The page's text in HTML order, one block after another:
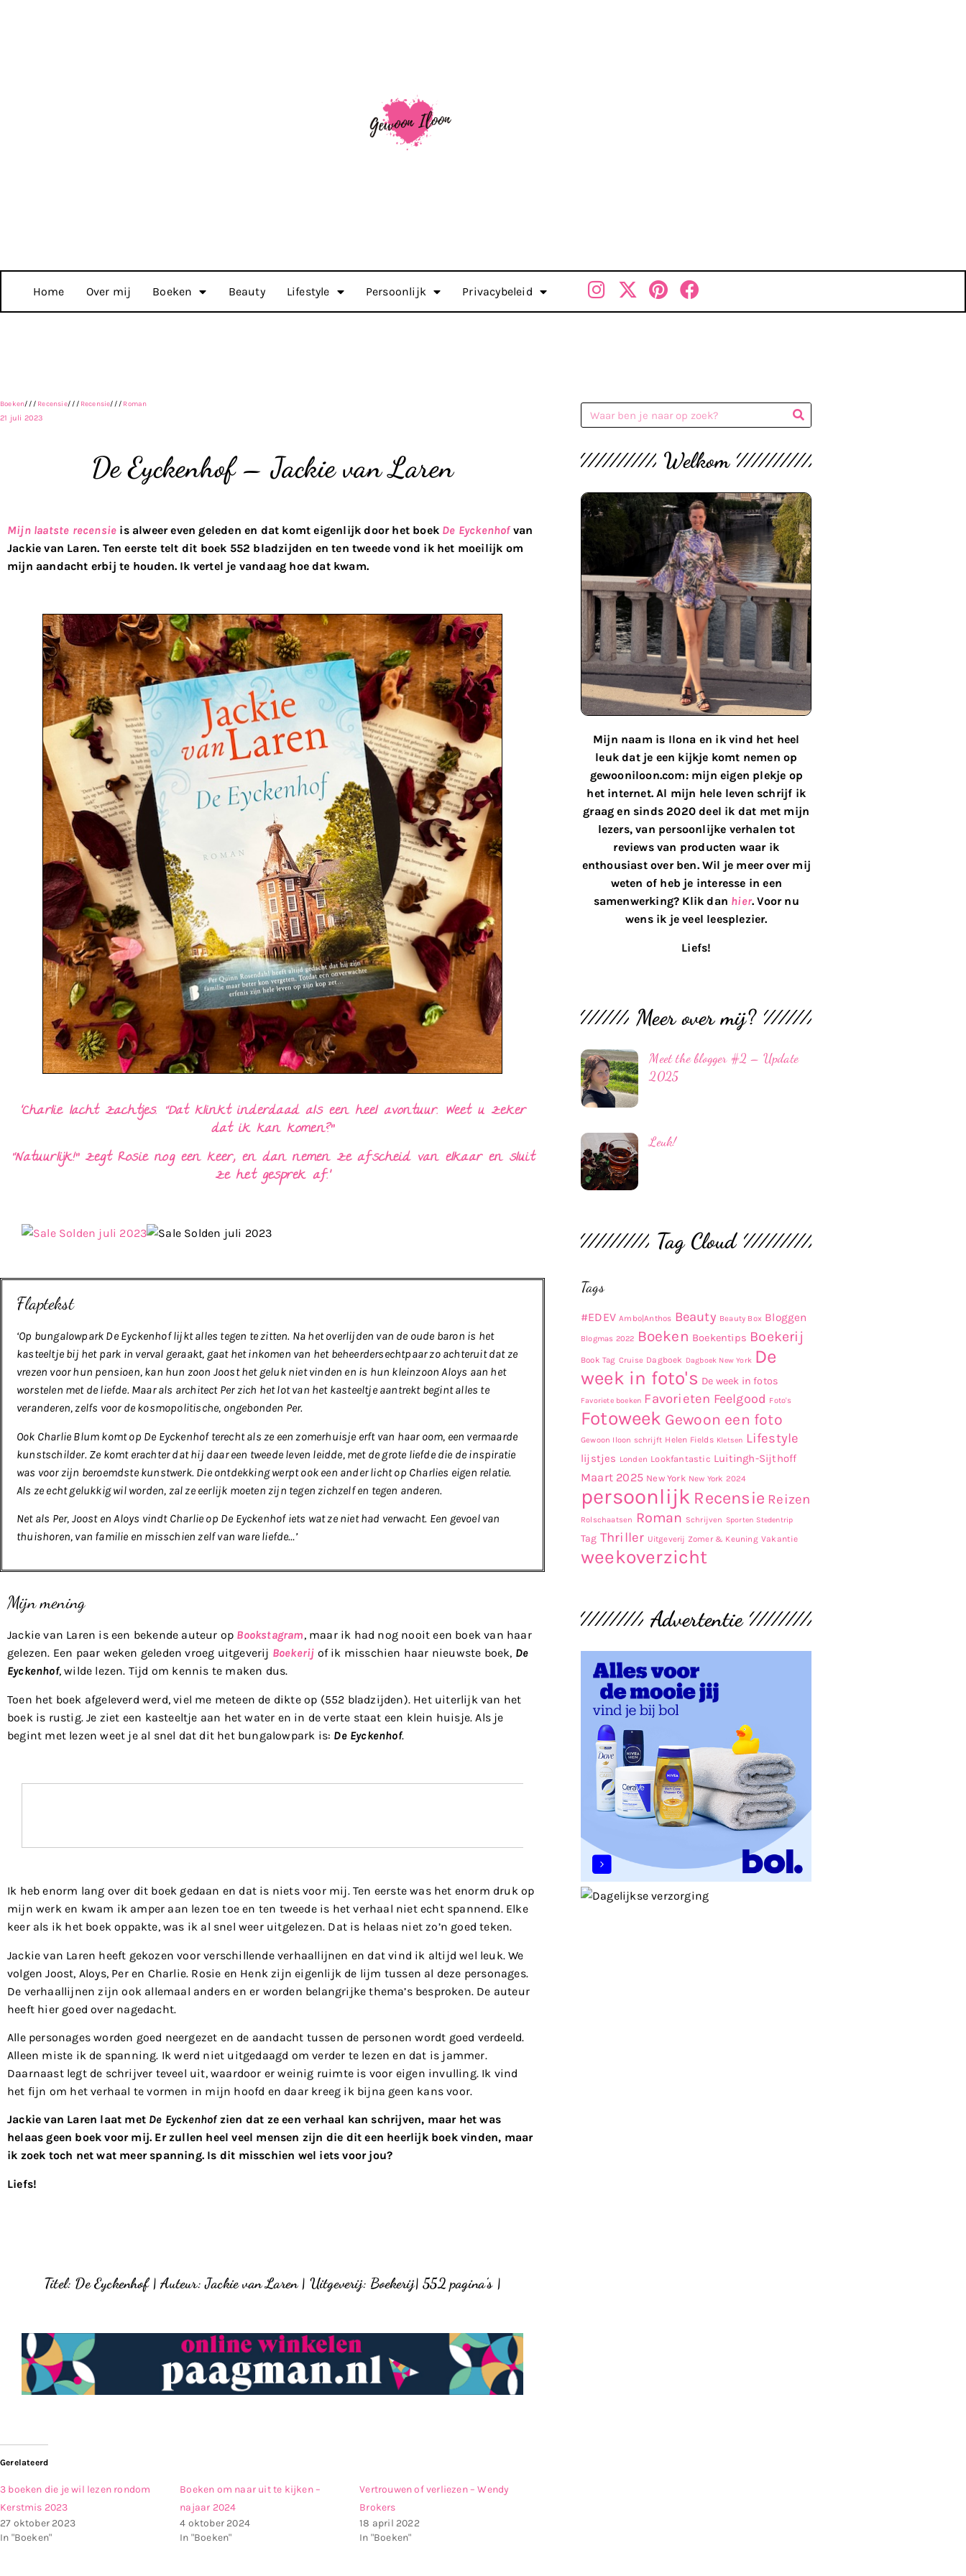
Home Over mij Boeken Beauty Lifestyle Persoonlijk Privacybeleid
Boeken/// Recensie/// Recensie/// Roman
21 juli 2023
De Eyckenhof – Jackie van Laren
Mijn laatste recensie is alweer even geleden en dat komt eigenlijk door het boek De Eyckenhof van
Jackie van Laren. Ten eerste telt dit boek 552 bladzijden en ten tweede vond ik het moeilijk om
mijn aandacht erbij te houden. Ik vertel je vandaag hoe dat kwam.
‘Charlie lacht zachtjes. “Dat klinkt inderdaad als een heel avontuur. Weet u zeker
dat ik kan komen?”
“Natuurlijk!” zegt Rosie nog een keer, en dan nemen ze afscheid van elkaar en sluit
ze het gesprek af.’
Flaptekst
‘Op bungalowpark De Eyckenhof lijkt alles tegen te zitten. Na het overlijden van de oude baron is het
kasteeltje bij het park in verval geraakt, gaat het inkomen van het beheerdersechtpaar zo achteruit dat ze
vrezen voor hun pensioen, kan hun zoon Joost het geluk niet vinden en is hun kleinzoon Aloys aan het
worstelen met de liefde. Maar als architect Per zich het lot van het kasteeltje aantrekt begint alles te
veranderen, zelfs voor de kosmopolitische, ongebonden Per.
Ook Charlie Blum komt op De Eyckenhof terecht als ze een zomerhuisje erft van haar oom, een vermaarde
kunstschilder. Ze komt erachter dat hij daar een tweede leven leidde, met de grote liefde die de inspiratie
was voor zijn beroemdste kunstwerk. Die ontdekking werpt ook een ander licht op Charlies eigen relatie.
Als ze echt gelukkig wil worden, zal ze eerlijk moeten zijn tegen zichzelf en tegen anderen.
Net als Per, Joost en Aloys vindt Charlie op De Eyckenhof iets wat ze niet had verwacht. Een gevoel van
thuishoren, van familie en misschien zelf van ware liefde…’
Mijn mening
Jackie van Laren is een bekende auteur op Bookstagram, maar ik had nog nooit een boek van haar
gelezen. Een paar weken geleden vroeg uitgeverij Boekerij of ik misschien haar nieuwste boek, De
Eyckenhof, wilde lezen. Tijd om kennis te maken dus.
Toen het boek afgeleverd werd, viel me meteen de dikte op (552 bladzijden). Het uiterlijk van het
boek is rustig. Je ziet een kasteeltje aan het water en in de verte staat een klein huisje. Als je
begint met lezen weet je al snel dat dit het bungalowpark is: De Eyckenhof.
Ik heb enorm lang over dit boek gedaan en dat is niets voor mij. Ten eerste was het enorm druk op
mijn werk en kwam ik amper aan lezen toe en ten tweede is het verhaal niet echt spannend. Elke
keer als ik het boek oppakte, was ik al snel weer uitgelezen. Dat is helaas niet zo’n goed teken.
Jackie van Laren heeft gekozen voor verschillende verhaallijnen en dat vind ik altijd wel leuk. We
volgen Joost, Aloys, Per en Charlie. Rosie en Henk zijn eigenlijk de lijm tussen al deze personages.
De verhaallijnen zijn ook allemaal anders en er worden belangrijke thema’s besproken. De auteur
heeft hier goed over nagedacht.
Alle personages worden goed neergezet en de aandacht tussen de personen wordt goed verdeeld.
Alleen miste ik de spanning. Ik werd niet uitgedaagd om verder te lezen en dat is jammer.
Daarnaast legt de schrijver teveel uit, waardoor er weinig ruimte is voor eigen invulling. Ik vind
het fijn om het verhaal te vormen in mijn hoofd en daar kreeg ik bijna geen kans voor.
Jackie van Laren laat met De Eyckenhofzien dat ze een verhaal kan schrijven, maar het was
helaas geen boek voor mij. Er zullen heel veel mensen zijn die dit een heerlijk boek vinden, maar
ik zoek toch net wat meer spanning. Is dit misschien wel iets voor jou?
Liefs!
Titel: De Eyckenhof | Auteur: Jackie van Laren | Uitgeverij: Boekerij|552 pagina’s |
Gerelateerd
3 boeken die je wil lezen rondom
Kerstmis 2023
27 oktober 2023
In "Boeken"
Boeken om naar uit te kijken –
najaar 2024
4 oktober 2024
In "Boeken"
Vertrouwen of verliezen – Wendy
Brokers
18 april 2022
In "Boeken"
Welkom
Mijn naam is Ilona en ik vind het heel
leuk dat je een kijkje komt nemen op
gewooniloon.com: mijn eigen plekje op
het internet. Al mijn hele leven schrijf ik
graag en sinds 2020 deel ik dat met mijn
lezers, van persoonlijke verhalen tot
reviews van producten waar ik
enthousiast over ben. Wil je meer over mij
weten of heb je interesse in een
samenwerking? Klik dan hier. Voor nu
wens ik je veel leesplezier.
Liefs!
Meer over mij?
Meet the blogger #2 – Update
2025
Leuk!
Tag Cloud
Tags
#EDEV Ambo|Anthos Beauty Beauty Box Bloggen
Blogmas 2022 Boeken Boekentips Boekerij
Book Tag Cruise Dagboek Dagboek New York De
week in foto's De week in fotos
Favoriete boeken Favorieten Feelgood Foto's
Fotoweek Gewoon een foto
Gewoon Iloon schrijft Helen Fields Kletsen Lifestyle
lijstjes Londen Lookfantastic Luitingh-Sijthoff
Maart 2025 New York New York 2024
persoonlijk Recensie Reizen
Rolschaatsen Roman Schrijven Sporten Stedentrip
Tag Thriller Uitgeverij Zomer & Keuning Vakantie
weekoverzicht
Advertentie